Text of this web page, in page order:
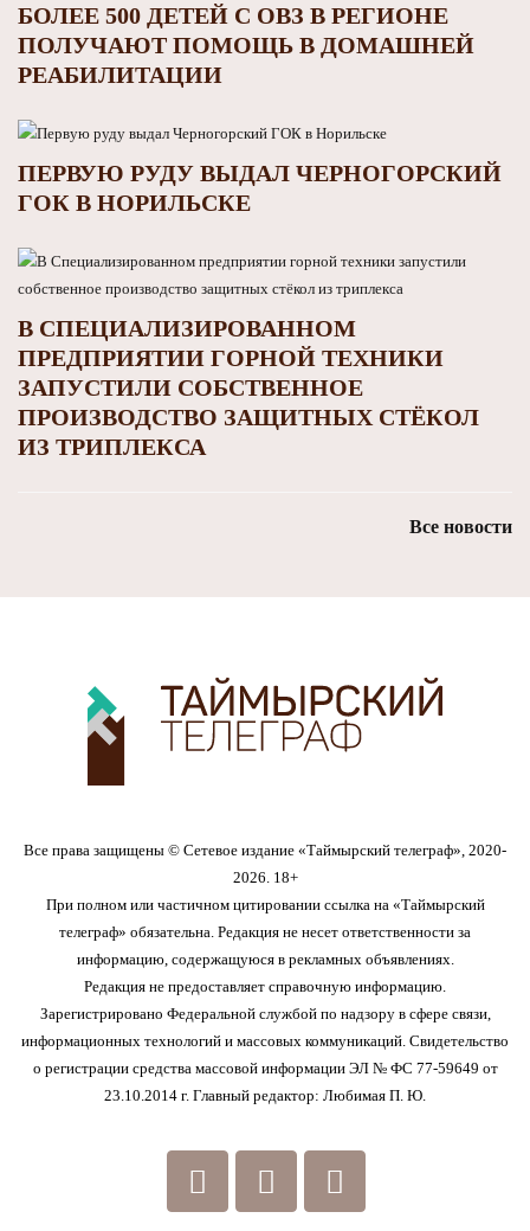
БОЛЕЕ 500 ДЕТЕЙ С ОВЗ В РЕГИОНЕ
ПОЛУЧАЮТ ПОМОЩЬ В ДОМАШНЕЙ
РЕАБИЛИТАЦИИ
ПЕРВУЮ РУДУ ВЫДАЛ ЧЕРНОГОРСКИЙ
ГОК В НОРИЛЬСКЕ
В СПЕЦИАЛИЗИРОВАННОМ
ПРЕДПРИЯТИИ ГОРНОЙ ТЕХНИКИ
ЗАПУСТИЛИ СОБСТВЕННОЕ
ПРОИЗВОДСТВО ЗАЩИТНЫХ СТЁКОЛ
ИЗ ТРИПЛЕКСА
Все новости
Все права защищены © Сетевое издание «Таймырский телеграф», 2020-
2026. 18+
При полном или частичном цитировании ссылка на «Таймырский
телеграф» обязательна. Редакция не несет ответственности за
информацию, содержащуюся в рекламных объявлениях.
Редакция не предоставляет справочную информацию.
Зарегистрировано Федеральной службой по надзору в сфере связи,
информационных технологий и массовых коммуникаций. Свидетельство
о регистрации средства массовой информации ЭЛ № ФС 77-59649 от
23.10.2014 г. Главный редактор: Любимая П. Ю.